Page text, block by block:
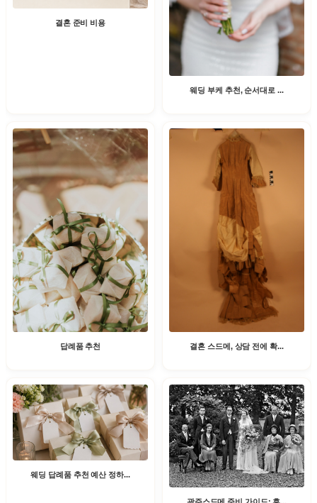
결혼 준비 비용
웨딩 부케 추천, 순서대로 ...
답례품 추천 결혼 스드메, 상담 전에 확...
웨딩 답례품 추천 예산 정하...